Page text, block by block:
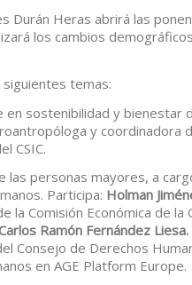
Heras abrirá las
los cambios
temas:
en sostenibilidad y bienestar
y coordinadora
CSIC.
las personas mayores, a
Participa: Holman
la Comisión Económica de la
Ramón Fernández Liesa.
Consejo de Derechos
en AGE Platform Europe.